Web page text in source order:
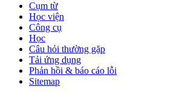
Cụm từ
Học viện
Công cụ
Học
Câu hỏi thường gặp
Tải ứng dụng
Phản hồi & báo cáo lỗi
Sitemap